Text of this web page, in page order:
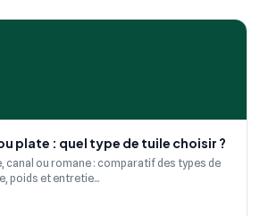
plate : quel type de tuile choisir ?
canal ou romane : comparatif des types de
poids et entretie...